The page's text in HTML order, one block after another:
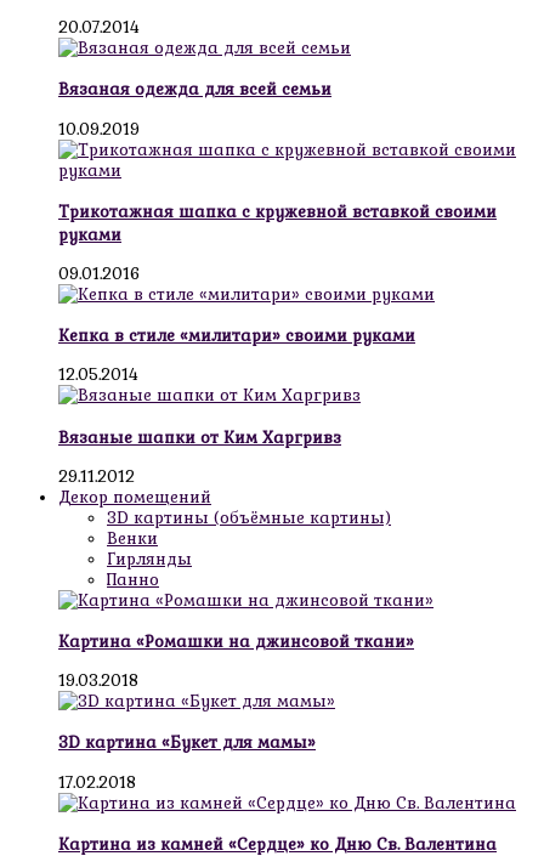
20.07.2014
Вязаная одежда для всей семьи
10.09.2019
Трикотажная шапка с кружевной вставкой своими
руками
09.01.2016
Кепка в стиле «милитари» своими руками
12.05.2014
Вязаные шапки от Ким Харгривз
29.11.2012
Декор помещений
3D картины (объёмные картины)
Венки
Гирлянды
Панно
Картина «Ромашки на джинсовой ткани»
19.03.2018
3D картина «Букет для мамы»
17.02.2018
Картина из камней «Сердце» ко Дню Св. Валентина